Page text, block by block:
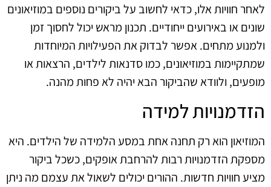
לאחר חוויות אלו, כדאי לחשוב על ביקורים נוספים במוזיאונים
שונים או באירועים ייחודיים. תכנון מראש יכול לחסוך זמן
ולמנוע מתחים. אפשר לבדוק את הפעילויות המיוחדות
שמתקיימות במוזיאונים, כמו סדנאות לילדים, הרצאות או
מופעים, ולוודא שהביקור הבא יהיה לא פחות מהנה.
הזדמנויות למידה
המוזיאון הוא רק תחנה אחת במסע הלמידה של הילדים. היא
מספקת הזדמנויות רבות להרחבת אופקים, כשכל ביקור
מציע חוויות חדשות. ההורים יכולים לשאול את עצמם מה ניתן